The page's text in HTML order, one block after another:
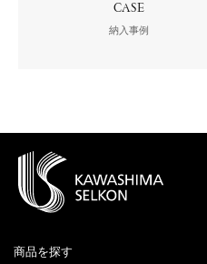
CASE
納入事例
商品を探す